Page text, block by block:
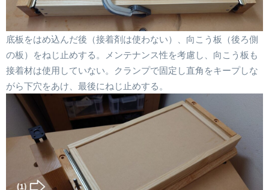
底板をはめ込んだ後（接着剤は使わない）、向こう板（後ろ側
の板）をねじ止めする。メンテナンス性を考慮し、向こう板も
接着材は使用していない。クランプで固定し直角をキープしな
がら下穴をあけ、最後にねじ止めする。